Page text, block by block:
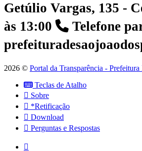
Getúlio Vargas, 135 -
às 13:00
Telefone
2026 © Portal da Transparência -
Teclas de Atalho
Sobre
*Retificação
Download
Perguntas e Respostas